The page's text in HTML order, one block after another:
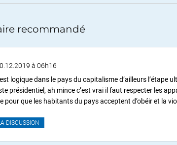
recommandé
à 06h16
logique dans le pays du capitalisme d’ailleurs l’étape
présidentiel, ah mince c’est vrai il faut respecter les
pour que les habitants du pays acceptent d’obéir et la
DISCUSSION